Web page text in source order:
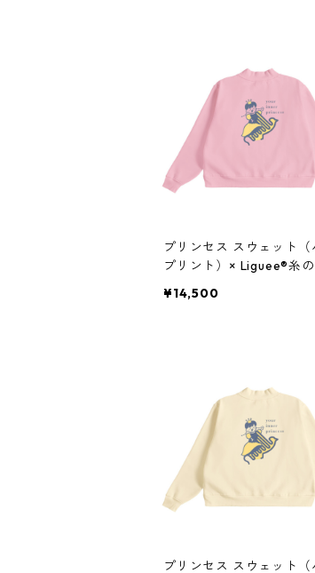
プリンセス スウェット（
プリント）× Liguee®️糸の
¥14,500
プリンセス スウェット（